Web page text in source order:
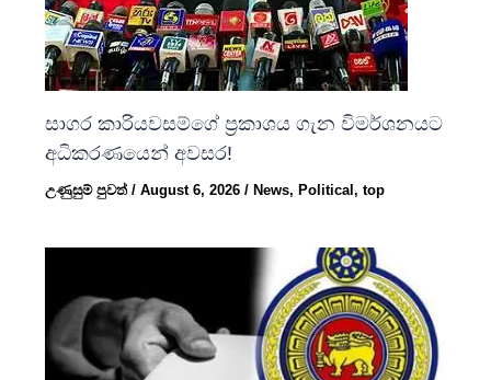
සාගර කාරියවසම්ගේ ප්‍රකාශය ගැන විමර්ශනයට
අධිකරණයෙන් අවසර!
උණුසුම් පුවත්/August 6, 2026/ News, Political,top